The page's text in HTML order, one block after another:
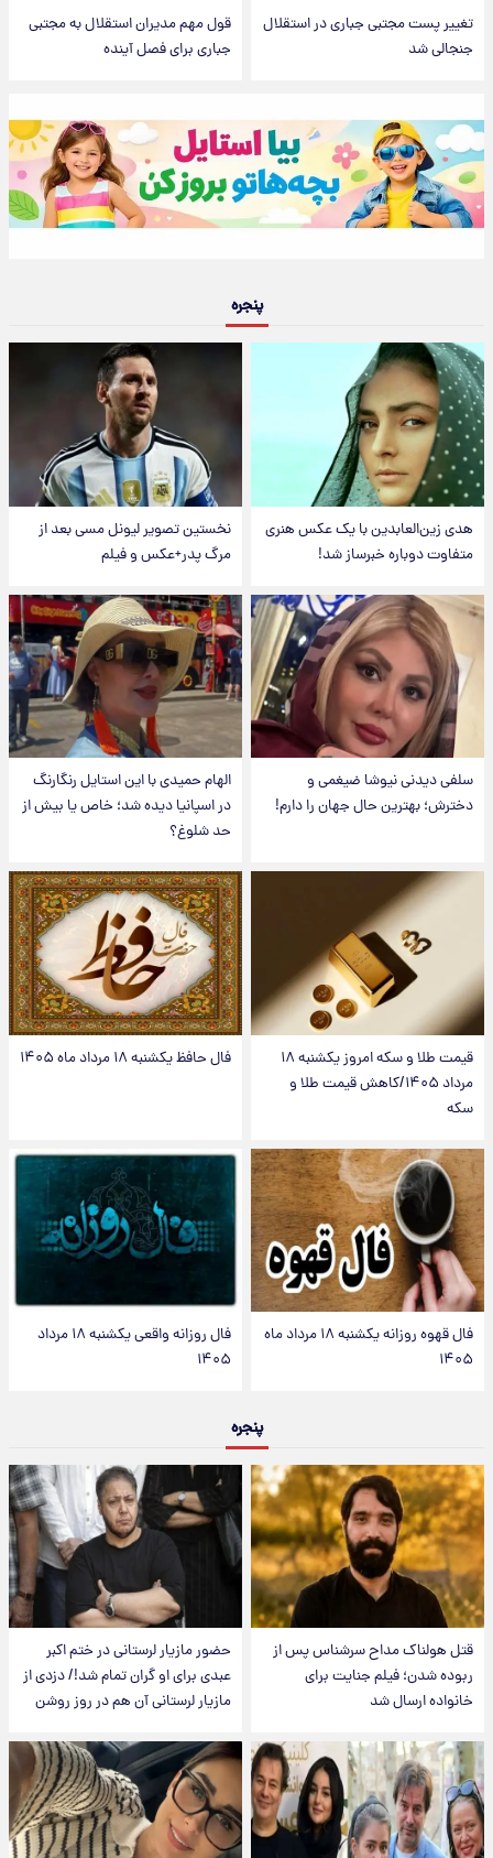
تغییر پست مجتبی جباری در استقلال
جنجالی شد
قول مهم مدیران استقلال به مجتبی
جباری برای فصل آینده
پنجره
هدی زین‌العابدین با یک عکس هنری
متفاوت دوباره خبرساز شد!
نخستین تصویر لیونل مسی بعد از
مرگ پدر+عکس و فیلم
سلفی دیدنی نیوشا ضیغمی و
دخترش؛ بهترین حال جهان را دارم!
الهام حمیدی با این استایل رنگارنگ
در اسپانیا دیده شد؛ خاص یا بیش از
حد شلوغ؟
قیمت طلا و سکه امروز یکشنبه ۱۸
مرداد ۱۴۰۵/کاهش قیمت طلا و
سکه
فال حافظ یکشنبه ۱۸ مرداد ماه ۱۴۰۵
فال قهوه روزانه یکشنبه ۱۸ مرداد ماه
۱۴۰۵
فال روزانه واقعی یکشنبه ۱۸ مرداد
۱۴۰۵
پنجره
قتل هولناک مداح سرشناس پس از
ربوده شدن؛ فیلم جنایت برای
خانواده ارسال شد
حضور مازیار لرستانی در ختم اکبر
عبدی برای او گران تمام شد!/ دزدی از
مازیار لرستانی آن هم در روز روشن